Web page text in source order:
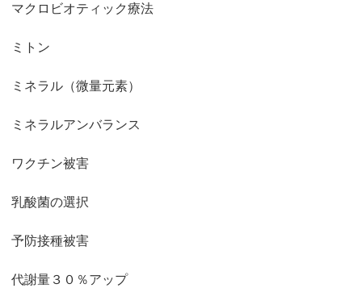
マクロビオティック療法
ミトン
ミネラル（微量元素）
ミネラルアンバランス
ワクチン被害
乳酸菌の選択
予防接種被害
代謝量３０％アップ